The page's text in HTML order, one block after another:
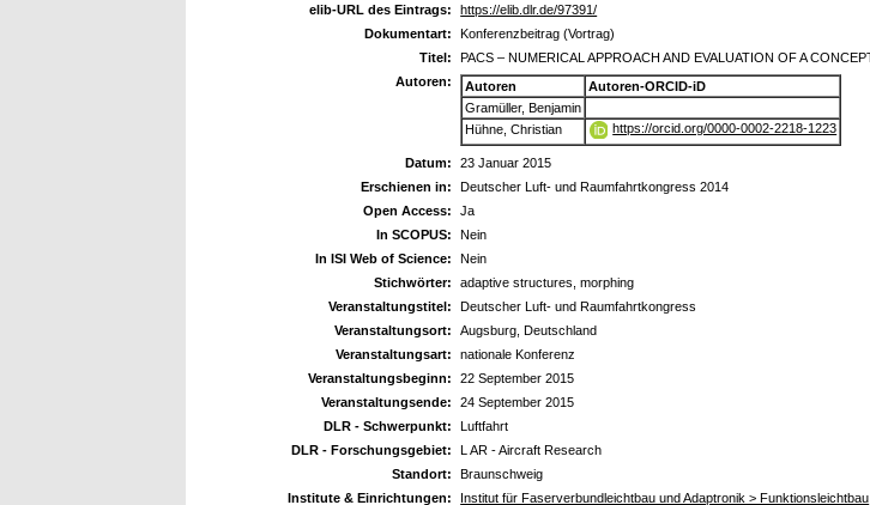
elib-URL des Eintrags:
https://elib.dlr.de/97391/
Dokumentart:
Konferenzbeitrag (Vortrag)
Titel:
PACS – NUMERICAL APPROACH AND EVALUATION OF A
Autoren:
Autoren
Autoren-ORCID-iD
Gramüller, Benjamin
Hühne, Christian
https://orcid.org/0000-0002-2218-1223
Datum:
23 Januar 2015
Erschienen in:
Deutscher Luft- und Raumfahrtkongress 2014
Open Access:
Ja
In SCOPUS:
Nein
In ISI Web of Science:
Nein
Stichwörter:
adaptive structures, morphing
Veranstaltungstitel:
Deutscher Luft- und Raumfahrtkongress
Veranstaltungsort:
Augsburg, Deutschland
Veranstaltungsart:
nationale Konferenz
Veranstaltungsbeginn:
22 September 2015
Veranstaltungsende:
24 September 2015
DLR - Schwerpunkt:
Luftfahrt
DLR - Forschungsgebiet:
L AR - Aircraft Research
Standort:
Braunschweig
Institute & Einrichtungen:
Institut für Faserverbundleichtbau und Adaptronik > Funktionsleichtbau